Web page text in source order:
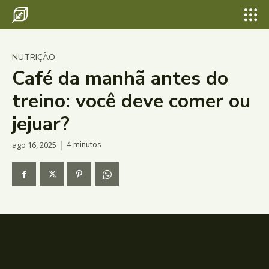
NUTRIÇÃO
Café da manhã antes do
treino: você deve comer ou
jejuar?
ago 16, 2025 4minutos